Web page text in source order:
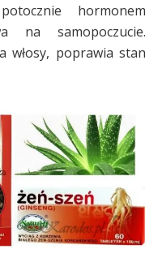
hormonem
na samopoczucie.
włosy, poprawia stan